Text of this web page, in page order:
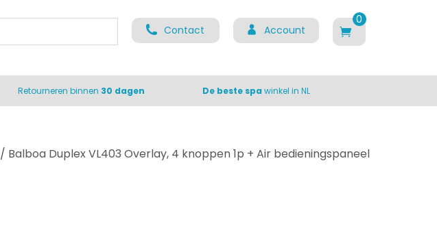
Contact Account
0
m
Retourneren binnen 30 dagen De beste spa winkel in NL
/ Balboa Duplex VL403 Overlay, 4 knoppen 1p + Air bedieningspaneel